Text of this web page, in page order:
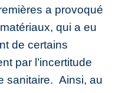
a provoqué
qui a eu
de certains
par l’incertitude
sanitaire. Ainsi, au